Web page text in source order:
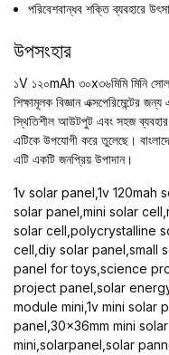
পরিবেশবান্ধব শক্তি ব্যবহারে
উপসংহার
১V ১২০mAh ৩০x৩৬মিমি মিনি
শিক্ষামূলক বিজ্ঞান এক্সপেরিমেন্টের
স্থিতিশীল আউটপুট এবং সহজ ব্যবহার
এটিকে উপযোগী করে তুলেছে।
এটি একটি জনপ্রিয় উপাদান।
1v solar panel,1v 120mah
solar panel,mini solar
solar cell,polycrystalline
cell,diy solar panel,small
panel for toys,science
project panel,solar
module mini,1v mini solar
panel,30x36mm mini
mini,solarpanel,solar